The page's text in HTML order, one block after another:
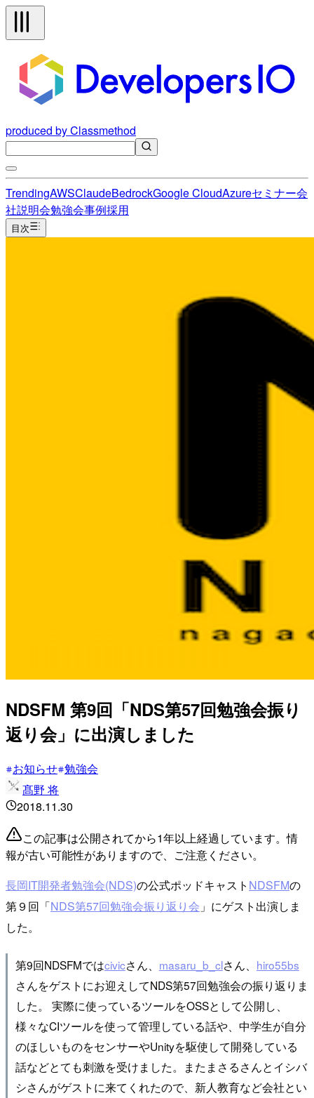
produced by Classmethod
TrendingAWSClaudeBedrockGoogle CloudAzureセミナー会
社説明会勉強会事例採用
目次
NDSFM 第9回「NDS第57回勉強会振り
返り会」に出演しました
お知らせ 勉強会
髙野 将
2018.11.30
この記事は公開されてから1年以上経過しています。情
報が古い可能性がありますので、ご注意ください。
長岡IT開発者勉強会(NDS)の公式ポッドキャスト NDSFMの
第９回「NDS第57回勉強会振り返り会 」にゲスト出演しま
した。
第9回NDSFMではcivicさん、 masaru_b_clさん、 hiro55bs
さんをゲストにお迎えしてNDS第57回勉強会の振り返りま
した。 実際に使っているツールをOSSとして公開し、
様々なCIツールを使って管理している話や、中学生が自分
のほしいものをセンサーやUnityを駆使して開発している
話などとても刺激を受けました。またまさるさんとイシバ
シさんがゲストに来てくれたので、新人教育など会社とい